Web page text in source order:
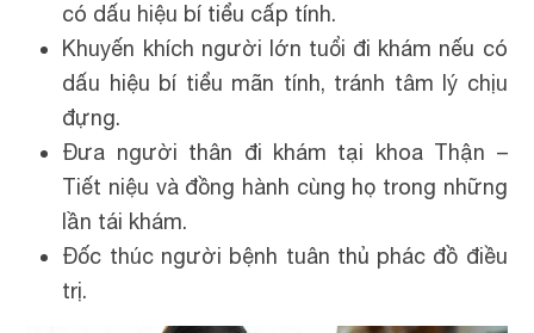
có dấu hiệu bí tiểu cấp tính.
Khuyến khích người lớn tuổi đi khám nếu có
dấu hiệu bí tiểu mãn tính, tránh tâm lý chịu
đựng.
Đưa người thân đi khám tại khoa Thận –
Tiết niệu và đồng hành cùng họ trong những
lần tái khám.
Đốc thúc người bệnh tuân thủ phác đồ điều
trị.